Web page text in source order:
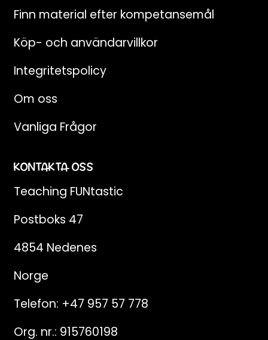
Finn material efter kompetansemål
Köp- och användarvillkor
Integritetspolicy
Om oss
Vanliga Frågor
KONTAKTA OSS
Teaching FUNtastic
Postboks 47
4854 Nedenes
Norge
Telefon: +47 957 57 778
Org. nr.: 915760198